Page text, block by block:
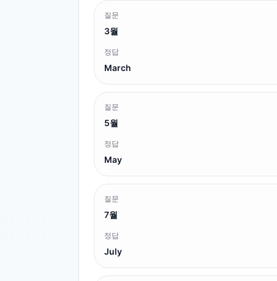
질문
3월
정답
March
질문
5월
정답
May
질문
7월
정답
July